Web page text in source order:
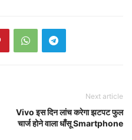
Next article
Vivo इस दिन लांच करेगा झटपट फुल
चार्ज होने वाला धाँसू Smartphone